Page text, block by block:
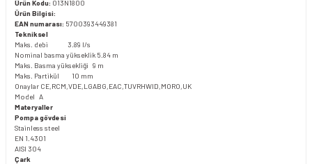
Ürün Kodu: 013N1800
Ürün Bilgisi:
EAN numarası: 5700393449381
Tekniksel
Maks. debi 3.89 l/s
Nominal basma yükseklik 5.84 m
Maks. Basma yüksekliği 9 m
Maks. Partikül 10 mm
Onaylar CE,RCM,VDE,LGABG,EAC,TUVRHWID,MORO,UK
Model A
Materyaller
Pompa gövdesi
Stainless steel
EN 1.4301
AISI 304
Çark